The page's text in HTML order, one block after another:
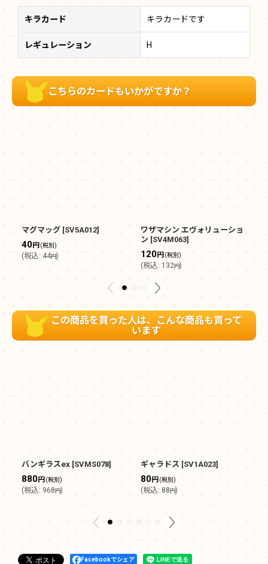
キラカード キラカードです
レギュレーション H
こちらのカードもいかがですか？
マグマッグ [SV5A012]
40円 (税別)
(税込: 44円)
ワザマシン エヴォリューショ
ン [SV4M063]
120円 (税別)
(税込: 132円)
この商品を買った人は、こんな商品も買って
います
バンギラスex [SVMS078]
880円 (税別)
(税込: 968円)
ギャラドス [SV1A023]
80円 (税別)
(税込: 88円)
Facebookでシェア